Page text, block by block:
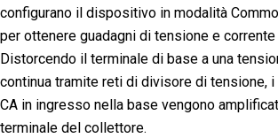
configurano il dispositivo in modalità
per ottenere guadagni di tensione e corrente
Distorcendo il terminale di base a una
continua tramite reti di divisore di tensione,
CA in ingresso nella base vengono
terminale del collettore.